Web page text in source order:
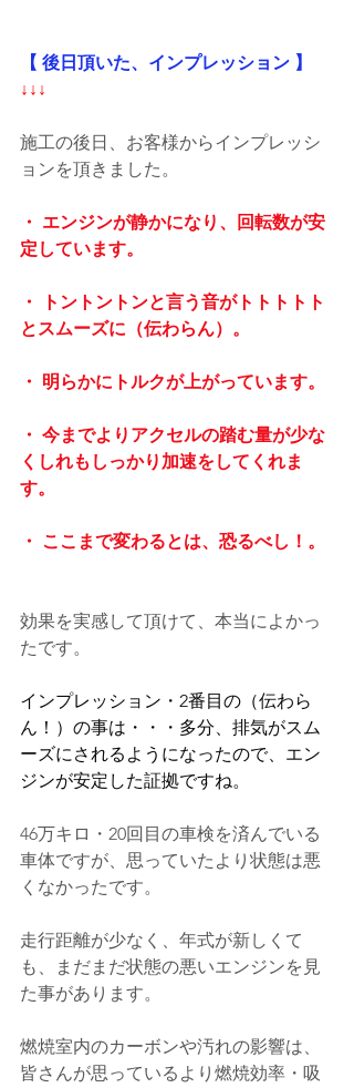
【 後日頂いた、インプレッション 】
↓↓↓
施工の後日、お客様からインプレッシ
ョンを頂きました。
・ エンジンが静かになり、回転数が安
定しています。
・ トントントンと言う音がトトトトト
とスムーズに（伝わらん）。
・ 明らかにトルクが上がっています。
・ 今までよりアクセルの踏む量が少な
くしれもしっかり加速をしてくれま
す。
・ ここまで変わるとは、恐るべし！。
効果を実感して頂けて、本当によかっ
たです。
インプレッション・2番目の（伝わら
ん！）の事は・・・多分、排気がスム
ーズにされるようになったので、エン
ジンが安定した証拠ですね。
46万キロ・20回目の車検を済んでいる
車体ですが、思っていたより状態は悪
くなかったです。
走行距離が少なく、年式が新しくて
も、まだまだ状態の悪いエンジンを見
た事があります。
燃焼室内のカーボンや汚れの影響は、
皆さんが思っているより燃焼効率・吸